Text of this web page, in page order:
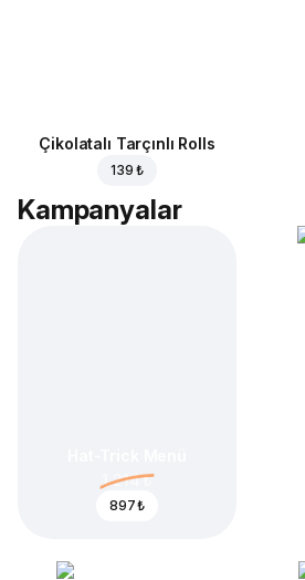
Çikolatalı Tarçınlı Rolls
139 ₺
Kampanyalar
1.214 ₺
897 ₺